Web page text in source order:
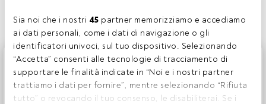
Sia noi che i nostri 45 partner memorizziamo e accediamo
ai dati personali, come i dati di navigazione o gli
identificatori univoci, sul tuo dispositivo. Selezionando
“Accetta” consenti alle tecnologie di tracciamento di
supportare le finalità indicate in “Noi e i nostri partner
trattiamo i dati per fornire”, mentre selezionando “Rifiuta
tutto” o revocando il tuo consenso, le disabiliterai. Se i
Questo è un articolo riservato agli utenti FundsPeople. Se
sei già registrato, accedi tramite il pulsante Login. Se non
hai ancora un account, ti invitiamo a registrarti per scoprire
tutti i contenuti che FundsPeople ha da offrire.